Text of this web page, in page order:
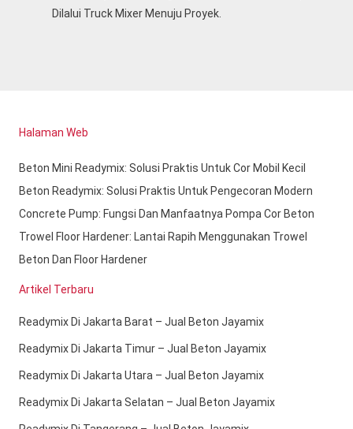
Dilalui Truck Mixer Menuju Proyek.
Halaman Web
Beton Mini Readymix: Solusi Praktis Untuk Cor Mobil Kecil
Beton Readymix: Solusi Praktis Untuk Pengecoran Modern
Concrete Pump: Fungsi Dan Manfaatnya Pompa Cor Beton
Trowel Floor Hardener: Lantai Rapih Menggunakan Trowel
Beton Dan Floor Hardener
Artikel Terbaru
Readymix Di Jakarta Barat – Jual Beton Jayamix
Readymix Di Jakarta Timur – Jual Beton Jayamix
Readymix Di Jakarta Utara – Jual Beton Jayamix
Readymix Di Jakarta Selatan – Jual Beton Jayamix